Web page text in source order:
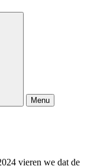
Menu
vieren we dat de